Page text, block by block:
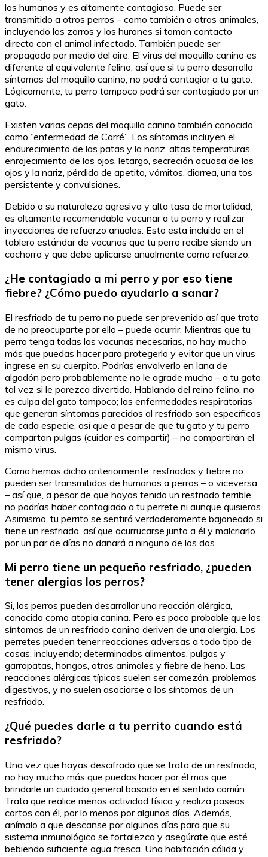
los humanos y es altamente contagioso. Puede ser
transmitido a otros perros – como también a otros animales,
incluyendo los zorros y los hurones si toman contacto
directo con el animal infectado. También puede ser
propagado por medio del aire. El virus del moquillo canino es
diferente al equivalente felino, así que si tu perro desarrolla
síntomas del moquillo canino, no podrá contagiar a tu gato.
Lógicamente, tu perro tampoco podrá ser contagiado por un
gato.
Existen varias cepas del moquillo canino también conocido
como “enfermedad de Carré”. Los síntomas incluyen el
endurecimiento de las patas y la nariz, altas temperaturas,
enrojecimiento de los ojos, letargo, secreción acuosa de los
ojos y la nariz, pérdida de apetito, vómitos, diarrea, una tos
persistente y convulsiones.
Debido a su naturaleza agresiva y alta tasa de mortalidad,
es altamente recomendable vacunar a tu perro y realizar
inyecciones de refuerzo anuales. Esto esta incluido en el
tablero estándar de vacunas que tu perro recibe siendo un
cachorro y que debe aplicarse anualmente como refuerzo.
¿He contagiado a mi perro y por eso tiene
fiebre? ¿Cómo puedo ayudarlo a sanar?
El resfriado de tu perro no puede ser prevenido así que trata
de no preocuparte por ello – puede ocurrir. Mientras que tu
perro tenga todas las vacunas necesarias, no hay mucho
más que puedas hacer para protegerlo y evitar que un virus
ingrese en su cuerpito. Podrías envolverlo en lana de
algodón pero probablemente no le agrade mucho – a tu gato
tal vez si le parezca divertido. Hablando del reino felino, no
es culpa del gato tampoco; las enfermedades respiratorias
que generan síntomas parecidos al resfriado son específicas
de cada especie, así que a pesar de que tu gato y tu perro
compartan pulgas (cuidar es compartir) – no compartirán el
mismo virus.
Como hemos dicho anteriormente, resfriados y fiebre no
pueden ser transmitidos de humanos a perros – o viceversa
– así que, a pesar de que hayas tenido un resfriado terrible,
no podrías haber contagiado a tu perrete ni aunque quisieras.
Asimismo, tu perrito se sentirá verdaderamente bajoneado si
tiene un resfriado, así que acurrucarse junto a él y malcriarlo
por un par de días no dañará a ninguno de los dos.
Mi perro tiene un pequeño resfriado, ¿pueden
tener alergias los perros?
Si, los perros pueden desarrollar una reacción alérgica,
conocida como atopia canina. Pero es poco probable que los
síntomas de un resfriado canino deriven de una alergia. Los
perretes pueden tener reacciones adversas a todo tipo de
cosas, incluyendo; determinados alimentos, pulgas y
garrapatas, hongos, otros animales y fiebre de heno. Las
reacciones alérgicas típicas suelen ser comezón, problemas
digestivos, y no suelen asociarse a los síntomas de un
resfriado.
¿Qué puedes darle a tu perrito cuando está
resfriado?
Una vez que hayas descifrado que se trata de un resfriado,
no hay mucho más que puedas hacer por él mas que
brindarle un cuidado general basado en el sentido común.
Trata que realice menos actividad física y realiza paseos
cortos con él, por lo menos por algunos días. Además,
anímalo a que descanse por algunos días para que su
sistema inmunológico se fortalezca y asegúrate que esté
bebiendo suficiente agua fresca. Una habitación cálida y